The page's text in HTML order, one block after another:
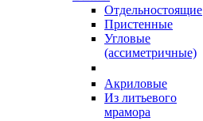
Отдельностоящие
Пристенные
Угловые
(ассиметричные)
Акриловые
Из литьевого
мрамора